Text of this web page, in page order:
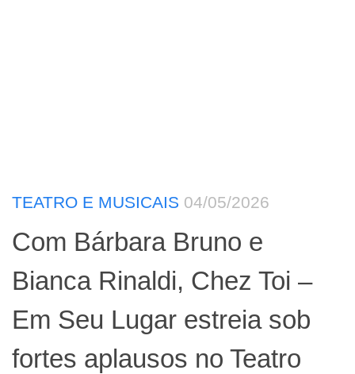
TEATRO E MUSICAIS 04/05/2026
Com Bárbara Bruno e
Bianca Rinaldi, Chez Toi –
Em Seu Lugar estreia sob
fortes aplausos no Teatro